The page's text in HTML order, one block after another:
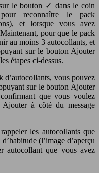
le bouton ✓ dans le coin
reconnaître le pack
et lorsque vous avez
pour que le pack
au moins 3 autocollants, et
sur le bouton Ajouter
étapes ci-dessus.
d’autocollants, vous pouvez
sur le bouton Ajouter
que vous voulez
à côté du message
les autocollants que
(l’image d’aperçu
autocollant que vous avez